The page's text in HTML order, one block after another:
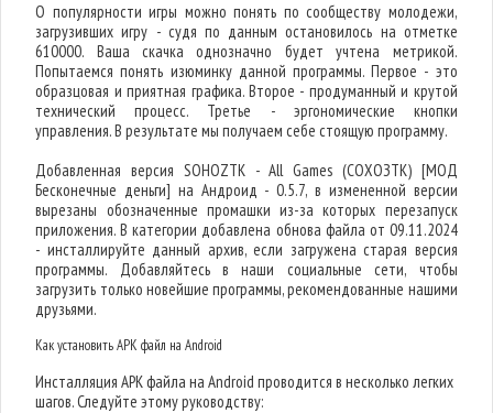
О популярности игры можно понять по сообществу молодежи,
загрузивших игру - судя по данным остановилось на отметке
610000. Ваша скачка однозначно будет учтена метрикой.
Попытаемся понять изюминку данной программы. Первое - это
образцовая и приятная графика. Второе - продуманный и крутой
технический процесс. Третье - эргономические кнопки
управления. В результате мы получаем себе стоящую программу.
Добавленная версия SOHOZTK - All Games (СОХОЗТК) [МОД
Бесконечные деньги] на Андроид - 0.5.7, в измененной версии
вырезаны обозначенные промашки из-за которых перезапуск
приложения. В категории добавлена обнова файла от 09.11.2024
- инсталлируйте данный архив, если загружена старая версия
программы. Добавляйтесь в наши социальные сети, чтобы
загрузить только новейшие программы, рекомендованные нашими
друзьями.
Как установить APK файл на Android
Инсталляция APK файла на Android проводится в несколько легких
шагов. Следуйте этому руководству: